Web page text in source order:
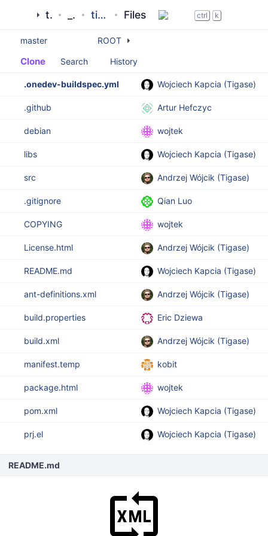
tigase _server tigase-xmltools Files ctrl k
master ROOT
Clone Search History
.onedev-buildspec.yml Wojciech Kapcia (Tigase)
.github Artur Hefczyc
debian wojtek
libs Wojciech Kapcia (Tigase)
src Andrzej Wójcik (Tigase)
.gitignore Qian Luo
COPYING wojtek
License.html Andrzej Wójcik (Tigase)
README.md Wojciech Kapcia (Tigase)
ant-definitions.xml Andrzej Wójcik (Tigase)
build.properties Eric Dziewa
build.xml Andrzej Wójcik (Tigase)
manifest.temp kobit
package.html wojtek
pom.xml Wojciech Kapcia (Tigase)
prj.el Wojciech Kapcia (Tigase)
README.md